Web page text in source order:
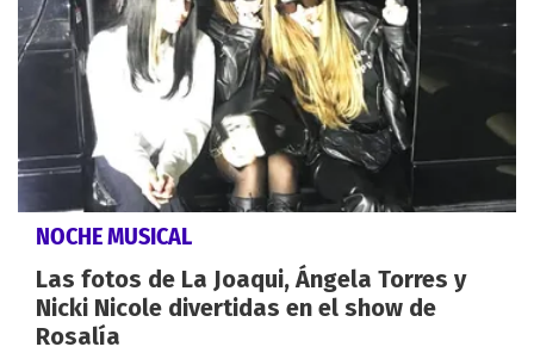
NOCHE MUSICAL
Las fotos de La Joaqui, Ángela Torres y
Nicki Nicole divertidas en el show de
Rosalía